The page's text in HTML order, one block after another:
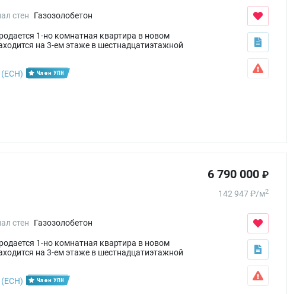
стен Газозолобетон
1-но комнатная квартира в новом
на 3-ем этаже в шестнадцатиэтажной
Член УПН
стен Газозолобетон
1-но комнатная квартира в новом
на 3-ем этаже в шестнадцатиэтажной
Член УПН
6 790 000 ₽
142 947₽/м2